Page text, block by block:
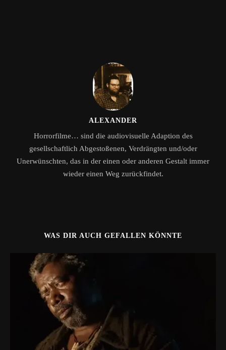
ALEXANDER
Horrorfilme… sind die audiovisuelle Adaption des
gesellschaftlich Abgestoßenen, Verdrängten und/oder
Unerwünschten, das in der einen oder anderen Gestalt immer
wieder einen Weg zurückfindet.
WAS DIR AUCH GEFALLEN KÖNNTE